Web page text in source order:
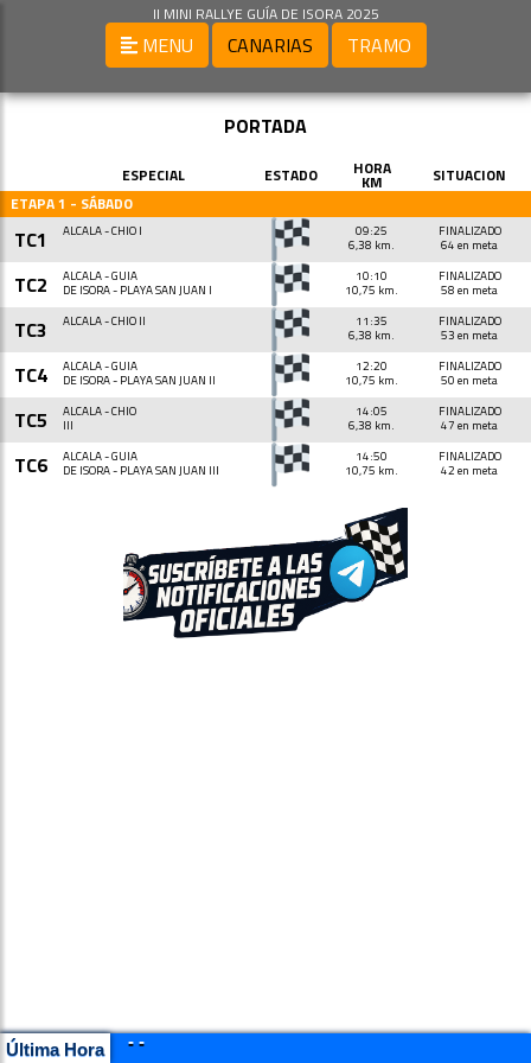
II MINI RALLYE GUÍA DE ISORA 2025
MENU CANARIAS TRAMO
PORTADA
ESPECIAL ESTADO HORA
KM
SITUACION
ETAPA 1 - SÁBADO
TC1 ALCALÁ - CHÍO I
09:25
6,38 km.
FINALIZADO
64 en meta
TC2
ALCALÁ - GUÍA
DE ISORA - PLAYA SAN JUAN I
10:10
10,75 km.
FINALIZADO
58 en meta
TC3 ALCALÁ - CHÍO II
11:35
6,38 km.
FINALIZADO
53 en meta
TC4
ALCALÁ - GUÍA
DE ISORA - PLAYA SAN JUAN II
12:20
10,75 km.
FINALIZADO
50 en meta
TC5
ALCALÁ - CHÍO
III
14:05
6,38 km.
FINALIZADO
47 en meta
TC6
ALCALÁ - GUÍA
DE ISORA - PLAYA SAN JUAN III
14:50
10,75 km.
FINALIZADO
42 en meta
Última Hora
- -